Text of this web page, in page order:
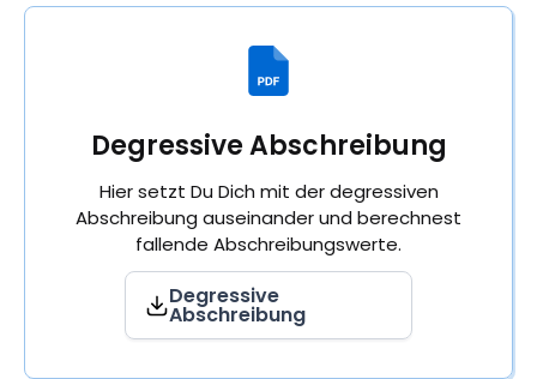
Degressive Abschreibung
Hier setzt Du Dich mit der degressiven
Abschreibung auseinander und berechnest
fallende Abschreibungswerte.
Degressive
Abschreibung